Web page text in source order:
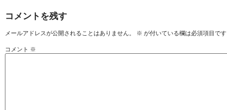
コメントを残す
メールアドレスが公開されることはありません。 ※ が付いている欄は必須項目です
コメント ※